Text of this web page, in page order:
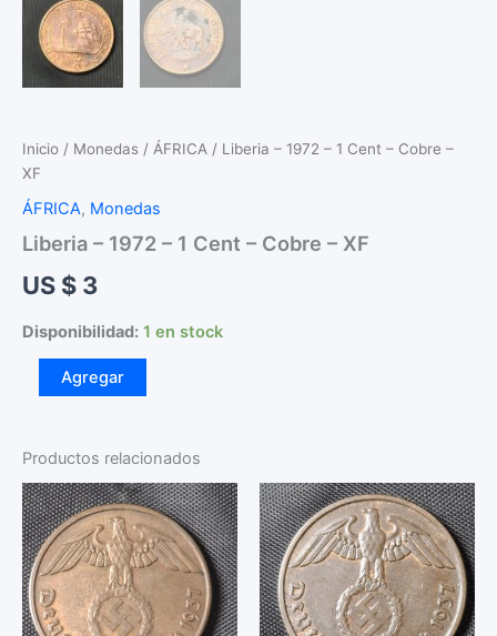
Inicio / Monedas / ÁFRICA / Liberia – 1972 – 1 Cent – Cobre –
XF
ÁFRICA, Monedas
Liberia – 1972 – 1 Cent – Cobre – XF
US $ 3
Disponibilidad: 1 en stock
Liberia
1
Cent
-
Cobre
-
XF
cantidad
Agregar
Productos relacionados